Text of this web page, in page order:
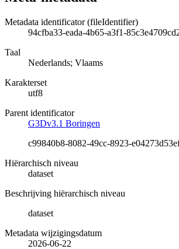
Metadata identificator (fileIdentifier)
94cfba33-eada-4b65-a3f1-
Taal
Nederlands; Vlaams
Karakterset
utf8
Parent identificator
G3Dv3.1 Boringen
c99840b8-8082-49cc-8923-
Hiërarchisch niveau
dataset
Beschrijving hiërarchisch niveau
dataset
Metadata wijzigingsdatum
2026-06-22